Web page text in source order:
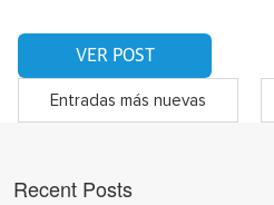
VER POST
Entradas más nuevas
Recent Posts